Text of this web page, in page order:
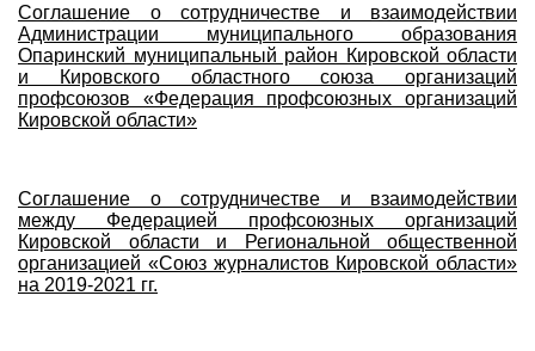
Соглашение о сотрудничестве и взаимодействии
Администрации муниципального образования
Опаринский муниципальный район Кировской области
и Кировского областного союза организаций
профсоюзов «Федерация профсоюзных организаций
Кировской области»
Соглашение о сотрудничестве и взаимодействии
между Федерацией профсоюзных организаций
Кировской области и Региональной общественной
организацией «Союз журналистов Кировской области»
на 2019-2021 гг.